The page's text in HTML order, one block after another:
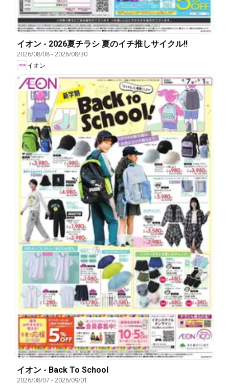
イオン - 2026夏チラシ 夏のイチ推しサイクル!!
2026/08/08-2026/08/30
イオン
イオン - Back To School
2026/08/07 -2026/09/01